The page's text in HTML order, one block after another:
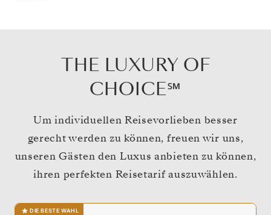
THE LUXURY OF
CHOICE℠
Um individuellen Reisevorlieben besser
gerecht werden zu können, freuen wir uns,
unseren Gästen den Luxus anbieten zu können,
ihren perfekten Reisetarif auszuwählen.
DIE BESTE WAHL